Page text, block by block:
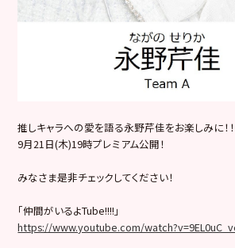
推しキャラへの愛を語る永野芹佳をお楽しみに！！
9月21日(木)19時プレミアム公開！
みなさま是非チェックしてください！
「仲間がいるよTube!!!!」
https://www.youtube.com/